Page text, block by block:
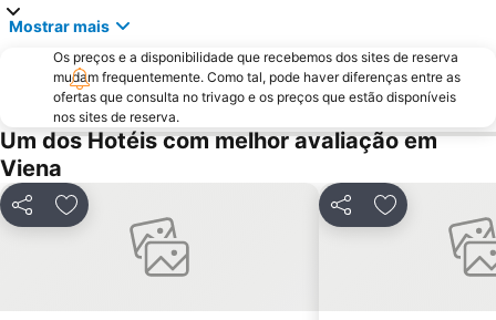
Palácio de Schönbrunn
Spittelberg
Musikverein
BahnhofCity Wien West
Bahnhof Wien-Meidling
Wiener Stadthalle
Südtirolerplatz
Biblioteca Nacional da Áustria
Prater
Reed Messe Wien
UNO-City Vienna International Centre
Mostrar mais
Os preços e a disponibilidade que recebemos dos sites de reserva
mudam frequentemente. Como tal, pode haver diferenças entre as
ofertas que consulta no trivago e os preços que estão disponíveis
nos sites de reserva.
Um dos Hotéis com melhor avaliação em
Viena
PartilharAdicionar aos favoritos PartilharAdicionar